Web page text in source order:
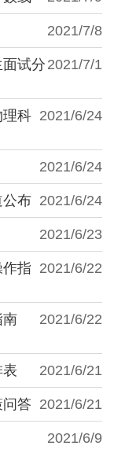
2021/7/8
2021/7/1
试分
2021/6/24
理科
2021/6/24
2021/6/24
公布
2021/6/23
2021/6/22
指
2021/6/22
南
2021/6/21
2021/6/21
问答
2021/6/9